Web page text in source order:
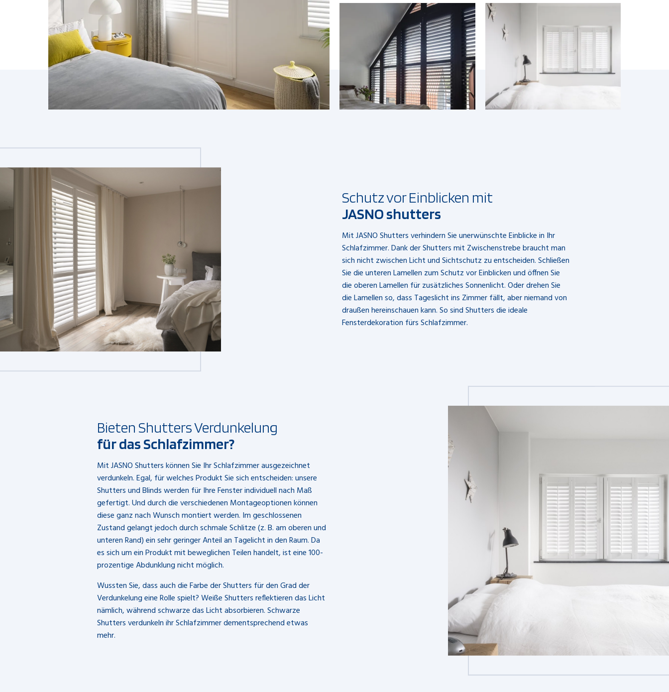
Schutz vor Einblicken mit
JASNO shutters
Mit JASNO Shutters verhindern Sie unerwünschte Einblicke in Ihr
Schlafzimmer. Dank der Shutters mit Zwischenstrebe braucht man
sich nicht zwischen Licht und Sichtschutz zu entscheiden. Schließen
Sie die unteren Lamellen zum Schutz vor Einblicken und öffnen Sie
die oberen Lamellen für zusätzliches Sonnenlicht. Oder drehen Sie
die Lamellen so, dass Tageslicht ins Zimmer fällt, aber niemand von
draußen hereinschauen kann. So sind Shutters die ideale
Fensterdekoration fürs Schlafzimmer.
Bieten Shutters Verdunkelung
für das Schlafzimmer?
Mit JASNO Shutters können Sie Ihr Schlafzimmer ausgezeichnet
verdunkeln. Egal, für welches Produkt Sie sich entscheiden: unsere
Shutters und Blinds werden für Ihre Fenster individuell nach Maß
gefertigt. Und durch die verschiedenen Montageoptionen können
diese ganz nach Wunsch montiert werden. Im geschlossenen
Zustand gelangt jedoch durch schmale Schlitze (z. B. am oberen und
unteren Rand) ein sehr geringer Anteil an Tagelicht in den Raum. Da
es sich um ein Produkt mit beweglichen Teilen handelt, ist eine 100-
prozentige Abdunklung nicht möglich.
Wussten Sie, dass auch die Farbe der Shutters für den Grad der
Verdunkelung eine Rolle spielt? Weiße Shutters reflektieren das Licht
nämlich, während schwarze das Licht absorbieren. Schwarze
Shutters verdunkeln ihr Schlafzimmer dementsprechend etwas
mehr.